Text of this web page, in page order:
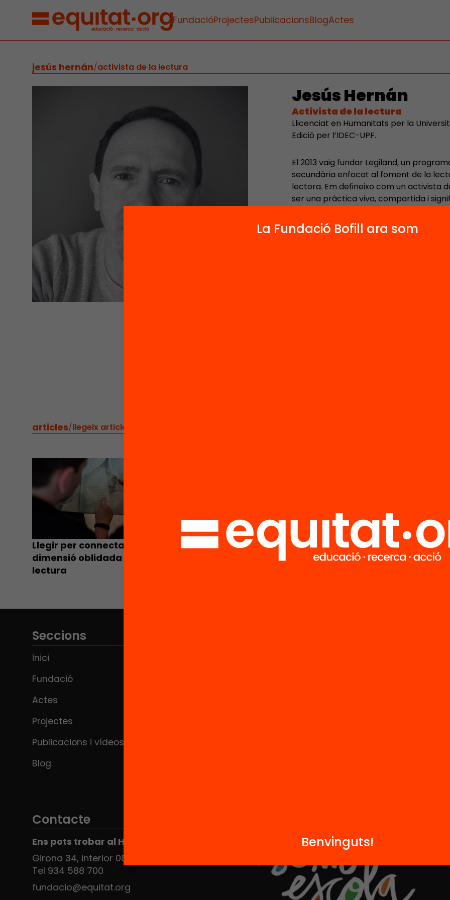
FundacióProjectesPublicacionsBlogActes
jesús hernán/activista de la lectura
Jesús Hernán
Activista de la lectura
Llicenciat en Humanitats per la
Edició per l’IDEC-UPF.
El 2013 vaig fundar Legiland, un
secundària enfocat al foment de la
lectora. Em defineixo com un activista
ser una pràctica viva, compartida i
ampliar la mirada i esdevenir una
societats. Des de Legiland treballem
joves, acompanyar els docents en
articles/llegeix articles relacionats
Llegir per connectar: la
dimensió oblidada de la
lectura
Seccions
Inici
Fundació
Actes
Projectes
Publicacions i vídeos
Blog
Contacte
Ens pots trobar al Hub Social
Girona 34, interior 08010 Barcelona
Tel 934 588 700
fundacio@equitat.org
La Fundació Bofill ara som
Benvinguts!